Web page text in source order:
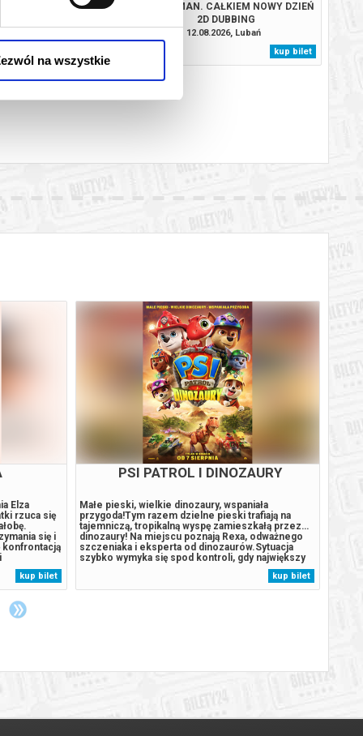
na wszystkie
I DINOZAURY
SPIDER-MAN. CAŁKIEM NOWY DZIEŃ
2D DUBBING
12.08.2026, Lubań
kup bilet
Elza
rzuca się
się i
konfrontacją
się
kup bilet
PSI PATROL I DINOZAURY
Małe pieski, wielkie dinozaury, wspaniała
przygoda!Tym razem dzielne pieski trafiają na
tajemniczą, tropikalną wyspę zamieszkałą przez…
dinozaury! Na miejscu poznają Rexa, odważnego
szczeniaka i eksperta od dinozaurów.Sytuacja
szybko wymyka się spod kontroli, gdy największy
rywal Psiego Patrolu, burmistrz Humdinger,
również pojawia się na wyspie. Jego nierozważne
działania prowadzą do przebudzenia...
kup bilet